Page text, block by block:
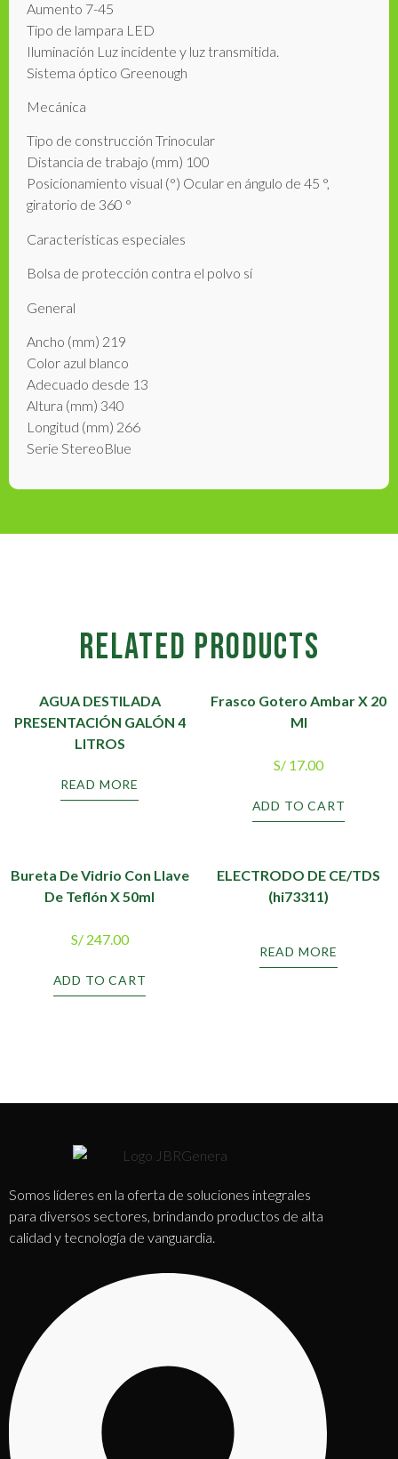
Aumento 7-45
Tipo de lampara LED
Iluminación Luz incidente y luz transmitida.
Sistema óptico Greenough
Mecánica
Tipo de construcción Trinocular
Distancia de trabajo (mm) 100
Posicionamiento visual (°) Ocular en ángulo de 45 °,
giratorio de 360 ​​°
Características especiales
Bolsa de protección contra el polvo sí
General
Ancho (mm) 219
Color azul blanco
Adecuado desde 13
Altura (mm) 340
Longitud (mm) 266
Serie StereoBlue
RELATED PRODUCTS
AGUA DESTILADA
PRESENTACIÓN GALÓN 4
LITROS
READ MORE
Frasco Gotero Ambar X 20
Ml
S/ 17.00
ADD TO CART
Bureta De Vidrio Con Llave
De Teflón X 50ml
S/247.00
ADD TO CART
ELECTRODO DE CE/TDS
(hi73311)
READ MORE
Somos líderes en la oferta de soluciones integrales
para diversos sectores, brindando productos de alta
calidad y tecnología de vanguardia.